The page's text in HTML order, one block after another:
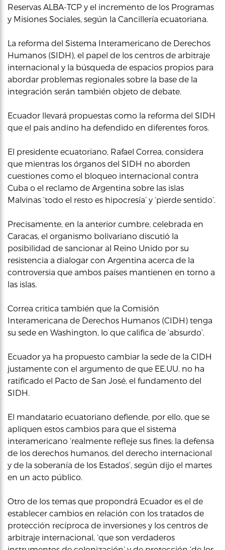
Reservas ALBA-TCP y el incremento de los Programas
y Misiones Sociales, según la Cancillería ecuatoriana.
La reforma del Sistema Interamericano de Derechos
Humanos (SIDH), el papel de los centros de arbitraje
internacional y la búsqueda de espacios propios para
abordar problemas regionales sobre la base de la
integración serán también objeto de debate.
Ecuador llevará propuestas como la reforma del SIDH
que el país andino ha defendido en diferentes foros.
El presidente ecuatoriano, Rafael Correa, considera
que mientras los órganos del SIDH no aborden
cuestiones como el bloqueo internacional contra
Cuba o el reclamo de Argentina sobre las islas
Malvinas ‘todo el resto es hipocresía’ y ‘pierde sentido’.
Precisamente, en la anterior cumbre, celebrada en
Caracas, el organismo bolivariano discutió la
posibilidad de sancionar al Reino Unido por su
resistencia a dialogar con Argentina acerca de la
controversia que ambos países mantienen en torno a
las islas.
Correa critica también que la Comisión
Interamericana de Derechos Humanos (CIDH) tenga
su sede en Washington, lo que califica de ‘absurdo’.
Ecuador ya ha propuesto cambiar la sede de la CIDH
justamente con el argumento de que EE.UU. no ha
ratificado el Pacto de San José, el fundamento del
SIDH.
El mandatario ecuatoriano defiende, por ello, que se
apliquen estos cambios para que el sistema
interamericano ‘realmente refleje sus fines: la defensa
de los derechos humanos, del derecho internacional
y de la soberanía de los Estados’, según dijo el martes
en un acto público.
Otro de los temas que propondrá Ecuador es el de
establecer cambios en relación con los tratados de
protección recíproca de inversiones y los centros de
arbitraje internacional, ‘que son verdaderos